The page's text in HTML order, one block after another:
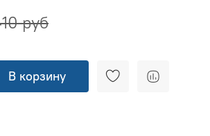
руб
В корзину